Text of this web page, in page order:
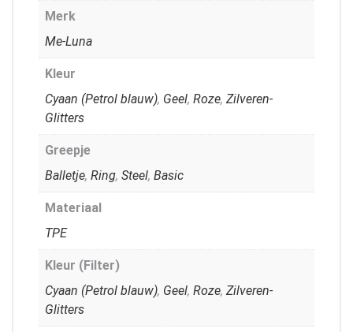
Merk
Me-Luna
Kleur
Cyaan (Petrol blauw), Geel, Roze, Zilveren-
Glitters
Greepje
Balletje, Ring, Steel, Basic
Materiaal
TPE
Kleur (Filter)
Cyaan (Petrol blauw), Geel, Roze, Zilveren-
Glitters